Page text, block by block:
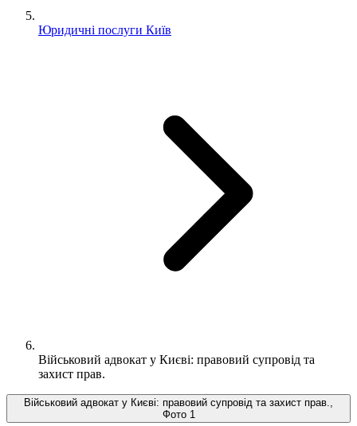
Юридичні послуги Київ
Військовий адвокат у Києві: правовий супровід та
захист прав.
Військовий адвокат у Києві: правовий супровід та захист прав.,
Фото 1